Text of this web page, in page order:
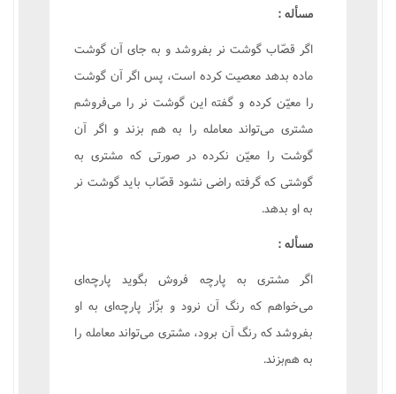
مسأله :
اگر قصّاب گوشت نر بفروشد و به جاى آن گوشت
ماده بدهد معصيت کرده است، پس اگر آن گوشت
را معيّن کرده و گفته اين گوشت نر را مى‌فروشم
مشترى مى‌تواند معامله را به هم بزند و اگر آن
گوشت را معيّن نکرده در صورتى که مشترى به
گوشتى که گرفته راضى نشود قصّاب بايد گوشت نر
به او بدهد.
مسأله :
اگر مشترى به پارچه فروش بگويد پارچه‌اى
مى‌خواهم که رنگ آن نرود و بزّاز پارچه‌اى به او
بفروشد که رنگ آن برود، مشترى مى‌تواند معامله را
به هم‌بزند.